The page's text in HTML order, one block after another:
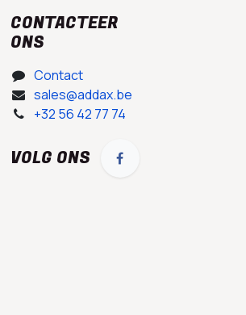
CONTACTEER
ONS
Contact
sales@addax.be
+32 56 42 77 74
VOLG ONS